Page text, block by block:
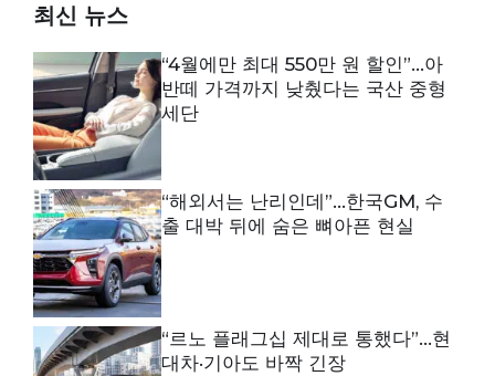
최신 뉴스
“4월에만 최대 550만 원 할인”…아
반떼 가격까지 낮췄다는 국산 중형
세단
“해외서는 난리인데”…한국GM, 수
출 대박 뒤에 숨은 뼈아픈 현실
“르노 플래그십 제대로 통했다”…현
대차·기아도 바짝 긴장